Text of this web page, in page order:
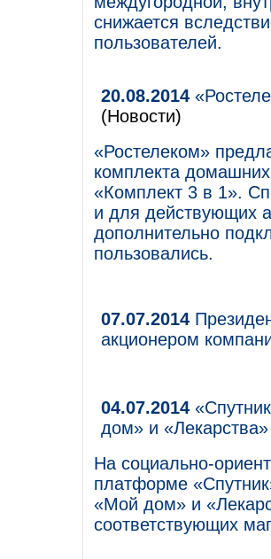
снижается
пользователей.
20.08.2014
(Новости)
«Ростелеком»
комплекта
«Комплект 3 в 1».
и для действующих
дополнительно
пользовались.
07.07.2014
акционером
04.07.2014
дом» и
На социально-
платформе
«Мой дом» и
соответствующих